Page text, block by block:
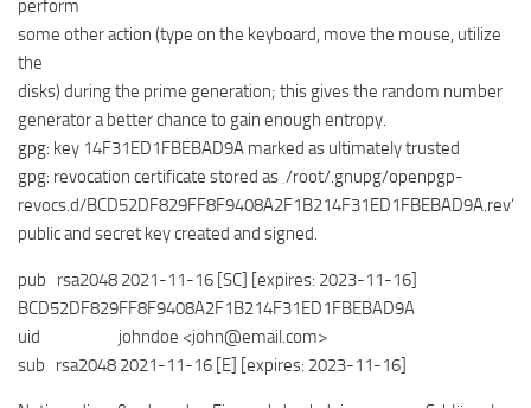
perform
some other action (type on the keyboard, move the mouse, utilize
the
disks) during the prime generation; this gives the random number
generator a better chance to gain enough entropy.
gpg: key 14F31ED1FBEBAD9A marked as ultimately trusted
gpg: revocation certificate stored as ‚/root/.gnupg/openpgp-
revocs.d/BCD52DF829FF8F9408A2F1B214F31ED1FBEBAD9A.rev‘
public and secret key created and signed.
pub rsa2048 2021-11-16 [SC] [expires: 2023-11-16]
BCD52DF829FF8F9408A2F1B214F31ED1FBEBAD9A
uid johndoe <john@email.com>
sub rsa2048 2021-11-16 [E] [expires: 2023-11-16]